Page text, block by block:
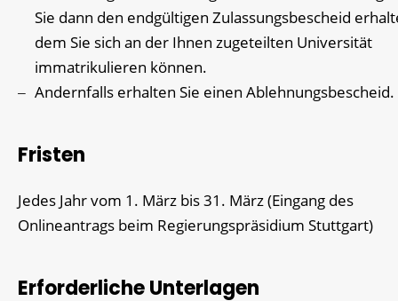
Sie dann den endgültigen Zulassungsbescheid
dem Sie sich an der Ihnen zugeteilten Universität
immatrikulieren können.
Andernfalls erhalten Sie einen Ablehnungsbescheid.
Fristen
Jedes Jahr vom 1. März bis 31. März (Eingang des
Onlineantrags beim Regierungspräsidium Stuttgart)
Erforderliche Unterlagen